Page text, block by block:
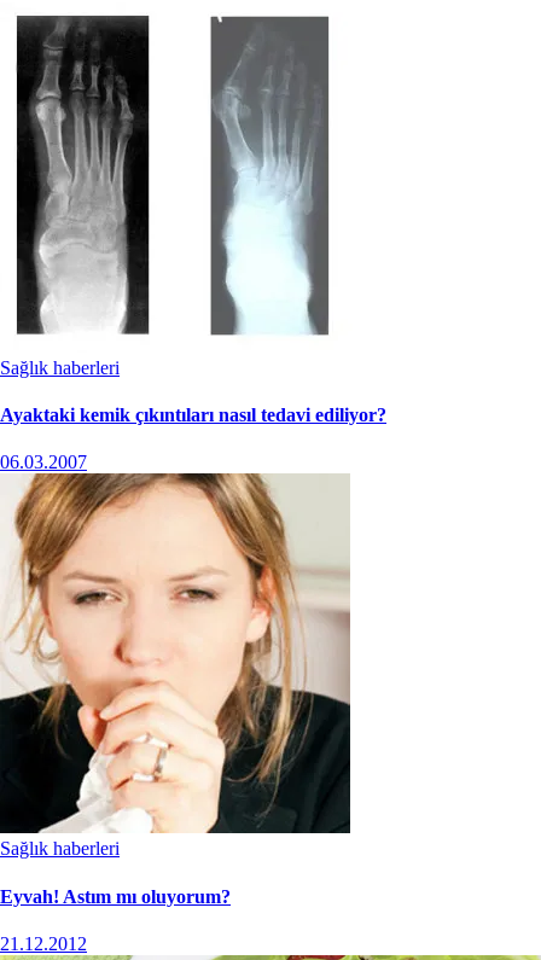
Sağlık haberleri
Ayaktaki kemik çıkıntıları nasıl tedavi ediliyor?
06.03.2007
Sağlık haberleri
Eyvah! Astım mı oluyorum?
21.12.2012